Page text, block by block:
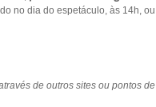
no dia do espetáculo, às 14h, ou
de outros sites ou pontos de